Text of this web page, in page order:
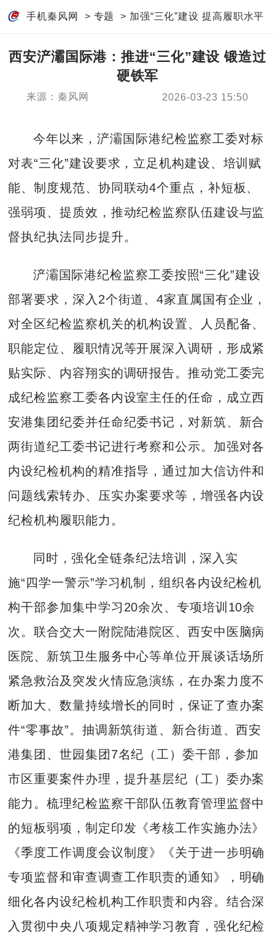
手机秦风网 > 专题 > 加强“三化”建设 提高履职水平
西安浐灞国际港：推进“三化”建设 锻造过
硬铁军
来源：秦风网 2026-03-23 15:50
今年以来，浐灞国际港纪检监察工委对标
对表“三化”建设要求，立足机构建设、培训赋
能、制度规范、协同联动4个重点，补短板、
强弱项、提质效，推动纪检监察队伍建设与监
督执纪执法同步提升。
浐灞国际港纪检监察工委按照“三化”建设
部署要求，深入2个街道、4家直属国有企业，
对全区纪检监察机关的机构设置、人员配备、
职能定位、履职情况等开展深入调研，形成紧
贴实际、内容翔实的调研报告。推动党工委完
成纪检监察工委各内设室主任的任命，成立西
安港集团纪委并任命纪委书记，对新筑、新合
两街道纪工委书记进行考察和公示。加强对各
内设纪检机构的精准指导，通过加大信访件和
问题线索转办、压实办案要求等，增强各内设
纪检机构履职能力。
同时，强化全链条纪法培训，深入实
施“四学一警示”学习机制，组织各内设纪检机
构干部参加集中学习20余次、专项培训10余
次。联合交大一附院陆港院区、西安中医脑病
医院、新筑卫生服务中心等单位开展谈话场所
紧急救治及突发火情应急演练，在办案力度不
断加大、数量持续增长的同时，保证了查办案
件“零事故”。抽调新筑街道、新合街道、西安
港集团、世园集团7名纪（工）委干部，参加
市区重要案件办理，提升基层纪（工）委办案
能力。梳理纪检监察干部队伍教育管理监督中
的短板弱项，制定印发《考核工作实施办法》
《季度工作调度会议制度》《关于进一步明确
专项监督和审查调查工作职责的通知》，明确
细化各内设纪检机构工作职责和内容。结合深
入贯彻中央八项规定精神学习教育，强化纪检